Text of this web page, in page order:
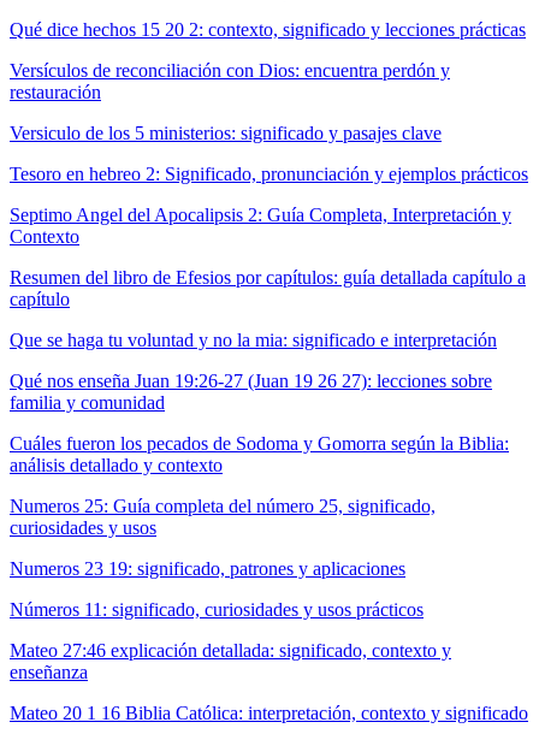
Qué dice hechos 15 20 2: contexto, significado y lecciones prácticas
Versículos de reconciliación con Dios: encuentra perdón y
restauración
Versiculo de los 5 ministerios: significado y pasajes clave
Tesoro en hebreo 2: Significado, pronunciación y ejemplos prácticos
Septimo Angel del Apocalipsis 2: Guía Completa, Interpretación y
Contexto
Resumen del libro de Efesios por capítulos: guía detallada capítulo a
capítulo
Que se haga tu voluntad y no la mia: significado e interpretación
Qué nos enseña Juan 19:26-27 (Juan 19 26 27): lecciones sobre
familia y comunidad
Cuáles fueron los pecados de Sodoma y Gomorra según la Biblia:
análisis detallado y contexto
Numeros 25: Guía completa del número 25, significado,
curiosidades y usos
Numeros 23 19: significado, patrones y aplicaciones
Números 11: significado, curiosidades y usos prácticos
Mateo 27:46 explicación detallada: significado, contexto y
enseñanza
Mateo 20 1 16 Biblia Católica: interpretación, contexto y significado